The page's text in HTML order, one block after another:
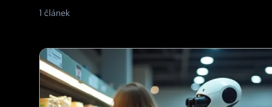
1 článek